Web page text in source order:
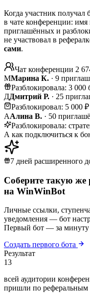
Когда участник получал
в чате конференции: имя
приглашённых и
не участвовал в
сами.
Чат конференции 2
ММарина К. · 9
Разблокировала: 3
ДДмитрий Р. · 25
Разблокировал: 5 000
ААлина В. · 50
Разблокировала:
А как подключиться к
7 дней расширенного
Соберите такую же
на WinWinBot
Личные ссылки,
уведомления — бот
Первый бот — за
Создать первого бота
Результат
13
всей аудитории
пришли по реферальным